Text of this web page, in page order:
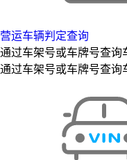
营运车辆判定查询
通过车架号或车牌号查询
通过车架号或车牌号查询